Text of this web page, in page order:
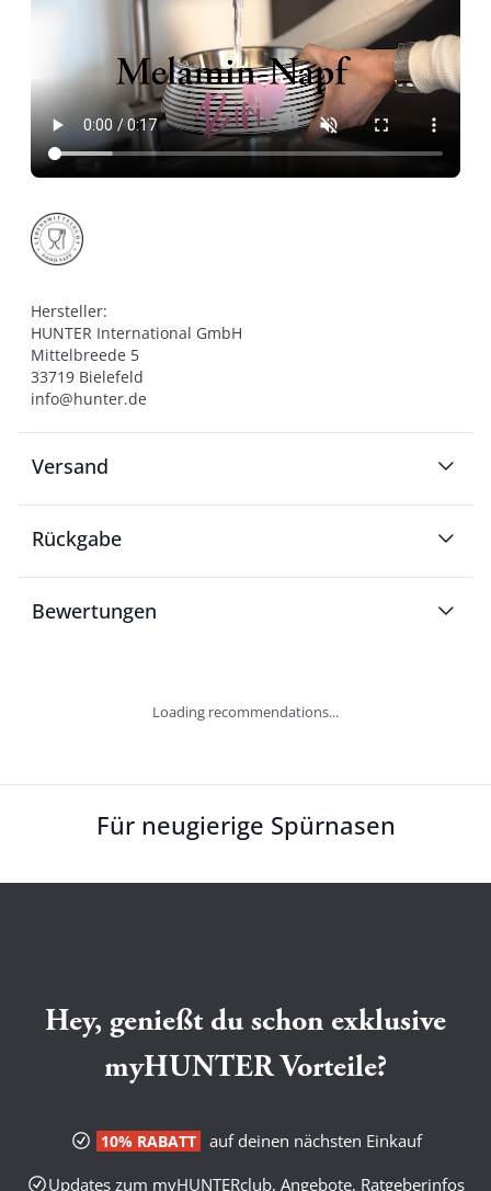
Hersteller:
HUNTER International GmbH
Mittelbreede 5
33719 Bielefeld
info@hunter.de
Versand
Rückgabe
Bewertungen
Loading recommendations...
Für neugierige Spürnasen
Hey, genießt du schon exklusive
myHUNTER Vorteile?
10% RABATT
auf deinen nächsten Einkauf
Updates zum myHUNTERclub, Angebote, Ratgeberinfos